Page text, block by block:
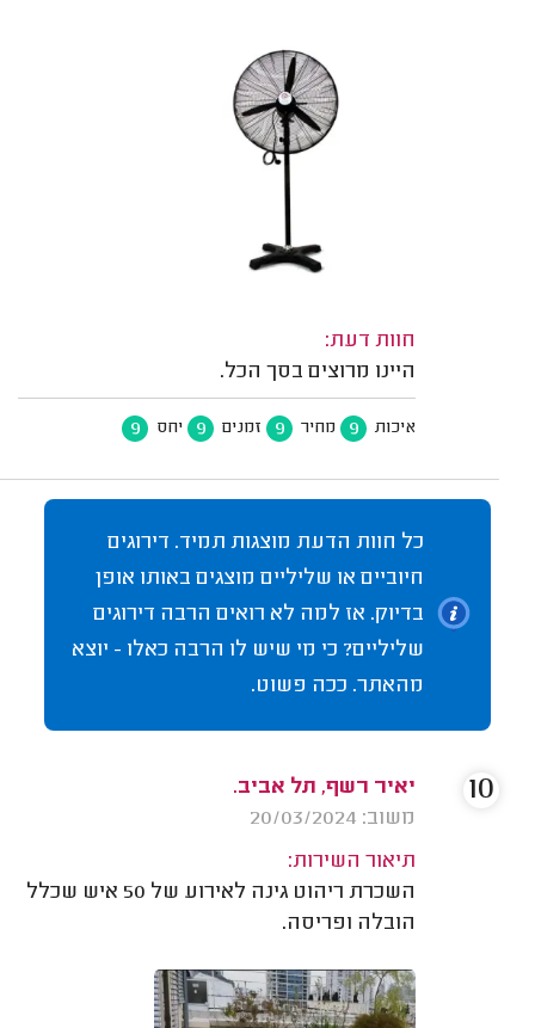
חוות דעת:
היינו מרוצים בסך הכל.
איכות 9 מחיר 9 זמנים 9 יחס 9
כל חוות הדעת מוצגות תמיד. דירוגים
חיוביים או שליליים מוצגים באותו אופן
בדיוק. אז למה לא רואים הרבה דירוגים
שליליים? כי מי שיש לו הרבה כאלו - יוצא
מהאתר. ככה פשוט.
יאיר רשף, תל אביב.
משוב: 20/03/2024
תיאור השירות:
השכרת ריהוט גינה לאירוע של 50 איש שכלל
הובלה ופריסה.
10